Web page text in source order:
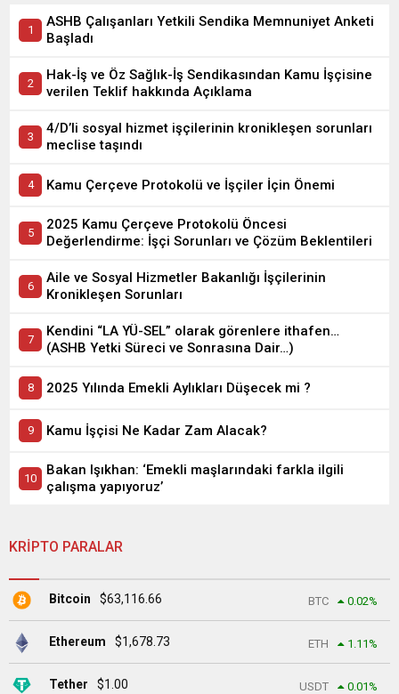
ASHB Çalışanları Yetkili Sendika Memnuniyet Anketi
Başladı
Hak-İş ve Öz Sağlık-İş Sendikasından Kamu İşçisine
verilen Teklif hakkında Açıklama
4/D’li sosyal hizmet işçilerinin kronikleşen sorunları
meclise taşındı
Kamu Çerçeve Protokolü ve İşçiler İçin Önemi
2025 Kamu Çerçeve Protokolü Öncesi
Değerlendirme: İşçi Sorunları ve Çözüm Beklentileri
Aile ve Sosyal Hizmetler Bakanlığı İşçilerinin
Kronikleşen Sorunları
Kendini “LA YÜ-SEL” olarak görenlere ithafen…
(ASHB Yetki Süreci ve Sonrasına Dair…)
2025 Yılında Emekli Aylıkları Düşecek mi ?
Kamu İşçisi Ne Kadar Zam Alacak?
Bakan Işıkhan: ‘Emekli maşlarındaki farkla ilgili
çalışma yapıyoruz’
KRİPTO PARALAR
Bitcoin $63,116.66 BTC 0.02%
Ethereum $1,678.73 ETH 1.11 %
Tether $1.00 USDT 0.01 %